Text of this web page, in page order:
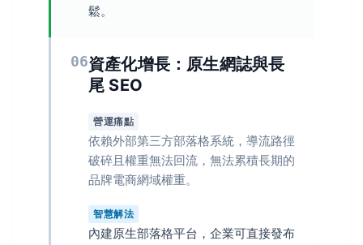
鬆。
06資產化增長：原生網誌與長
尾 SEO
營運痛點
依賴外部第三方部落格系統，導流路徑
破碎且權重無法回流，無法累積長期的
品牌電商網域權重。
智慧解法
內建原生部落格平台，企業可直接發布